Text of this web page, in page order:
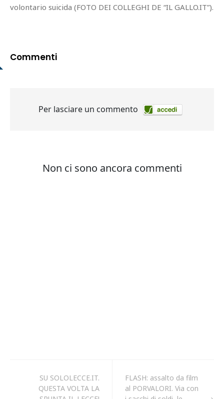
volontario suicida (FOTO DEI COLLEGHI DE “IL GALLO.IT”).
Commenti
SU SOLOLECCE.IT.
QUESTA VOLTA LA
FLASH: assalto da film
al PORVALORI. Via con